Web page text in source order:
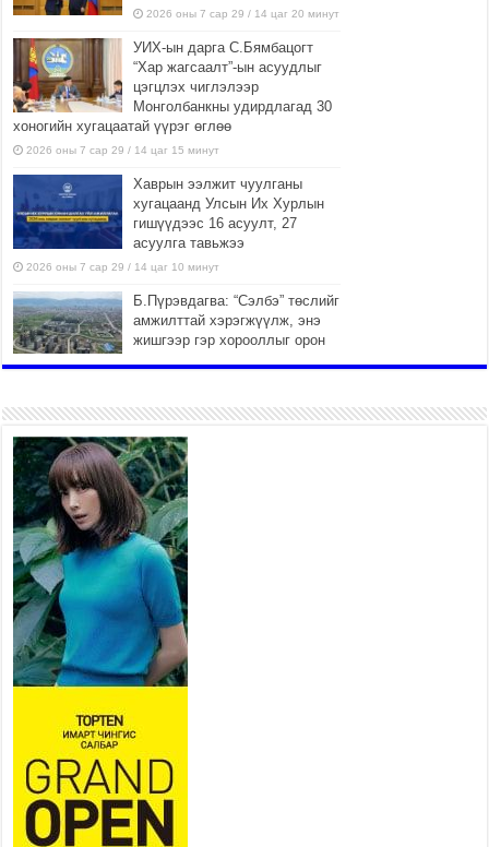
2026 оны 7 сар 29 / 14 цаг 20 минут
УИХ-ын дарга С.Бямбацогт
“Хар жагсаалт”-ын асуудлыг
цэгцлэх чиглэлээр
Монголбанкны удирдлагад 30
хоногийн хугацаатай үүрэг өглөө
2026 оны 7 сар 29 / 14 цаг 15 минут
Хаврын ээлжит чуулганы
хугацаанд Улсын Их Хурлын
гишүүдээс 16 асуулт, 27
асуулга тавьжээ
2026 оны 7 сар 29 / 14 цаг 10 минут
Б.Пүрэвдагва: “Сэлбэ” төслийг
амжилттай хэрэгжүүлж, энэ
жишгээр гэр хорооллыг орон
Иргэд нийгмийн харилцаа,
хөдөлмөр эрхлэхэд
тулгамдаж буй асуудлаа УИХ-
ын гишүүнд уламжиллаа
2026 оны 7 сар 29 / 9 цаг 52 минут
“СМАРТ СЭЛБЭ СИТИ”-Г ЗОРИЛТОТ БҮЛЭГТ
ХҮРГЭХ ХҮРЭЭНД МКВ-ИЙН ҮНИЙГ БУУЛГАХ
ҮҮРЭГ ӨГӨВ
2026 оны 7 сар 28 / 16 цаг 47 минут
Эдийн засгийн эрх чөлөөний тухай хуулийн үр
дүнд хөрөнгө оруулалтын таатай орчин бүрдэнэ
2026 оны 7 сар 28 / 16 цаг 43 минут
Нийгмийн чиглэлийн төслүүдийн санхүүжилтэд
хийгдэж буй шалгалтын улмаас сургуулийн
бүтээн байгуулалтын төслийн ашиглалтад орох
хугацаа хойшилж байна
2026 оны 7 сар 28 / 14 цаг 33 минут
Хан-Уул дүүргийн 4 дүгээр хороонд баригдсан